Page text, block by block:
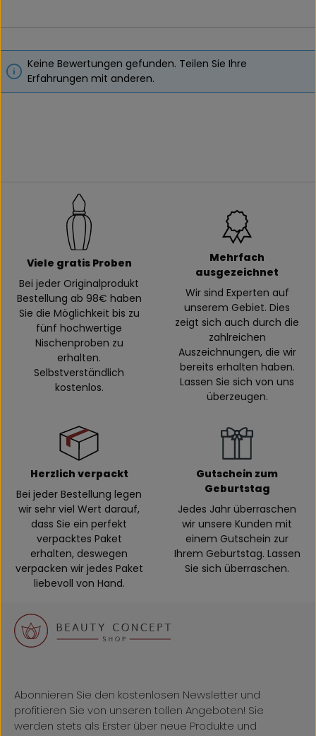
Keine Bewertungen gefunden. Teilen Sie Ihre
Erfahrungen mit anderen.
Viele gratis Proben
Bei jeder Originalprodukt
Bestellung ab 98€ haben
Sie die Möglichkeit bis zu
fünf hochwertige
Nischenproben zu
erhalten.
Selbstverständlich
kostenlos.
Mehrfach
ausgezeichnet
Wir sind Experten auf
unserem Gebiet. Dies
zeigt sich auch durch die
zahlreichen
Auszeichnungen, die wir
bereits erhalten haben.
Lassen Sie sich von uns
überzeugen.
Herzlich verpackt
Bei jeder Bestellung legen
wir sehr viel Wert darauf,
dass Sie ein perfekt
verpacktes Paket
erhalten, deswegen
verpacken wir jedes Paket
liebevoll von Hand.
Gutschein zum
Geburtstag
Jedes Jahr überraschen
wir unsere Kunden mit
einem Gutschein zur
Ihrem Geburtstag. Lassen
Sie sich überraschen.
Abonnieren Sie den kostenlosen Newsletter und
profitieren Sie von unseren tollen Angeboten! Sie
werden stets als Erster über neue Produkte und